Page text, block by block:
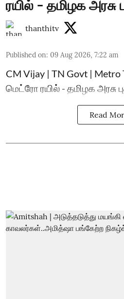
ரயில் - தமிழக அரசு
thanthitv
Published on: 09 Aug 2026, 7:22 am
CM Vijay | TN Govt |
மெட்ரோ ரயில் - தமிழக அரசு
Read